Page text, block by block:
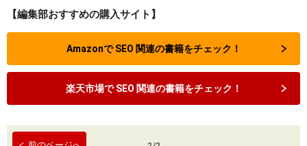
【編集部おすすめの購入サイト】
Amazonで SEO 関連の書籍をチェック！
楽天市場で SEO 関連の書籍をチェック！